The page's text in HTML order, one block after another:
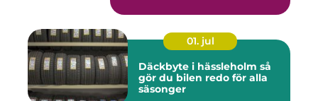
01. jul
Däckbyte i hässleholm så
gör du bilen redo för alla
säsonger